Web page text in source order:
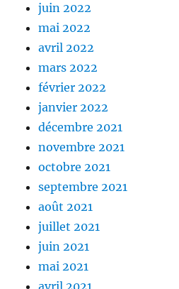
juin 2022
mai 2022
avril 2022
mars 2022
février 2022
janvier 2022
décembre 2021
novembre 2021
octobre 2021
septembre 2021
août 2021
juillet 2021
juin 2021
mai 2021